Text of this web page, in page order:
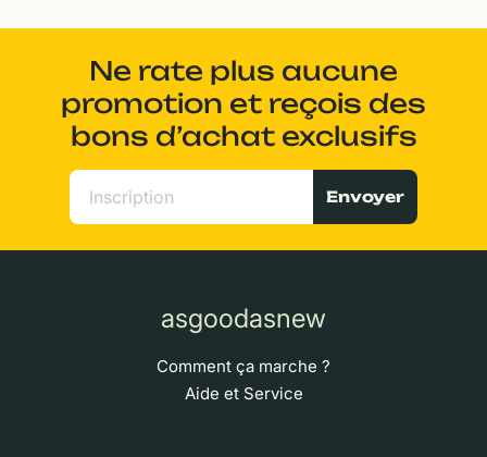
Ne rate plus aucune
promotion et reçois des
bons d’achat exclusifs
Envoyer
asgoodasnew
Comment ça marche ?
Aide et Service